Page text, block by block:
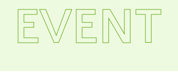
EVENT